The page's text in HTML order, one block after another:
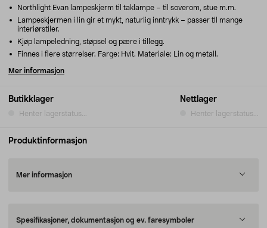
Butikklager
Henter lagerstatus...
Nettlager
Henter lagerstatus...
Northlight Evan lampeskjerm til taklampe – til soverom, stue m.m.
Lampeskjermen i lin gir et mykt, naturlig inntrykk – passer til mange
interiørstiler.
Kjøp lampeledning, støpsel og pære i tillegg.
Finnes i flere størrelser. Farge: Hvit. Materiale: Lin og metall.
Mer informasjon
Produktinformasjon
Mer informasjon
Spesifikasjoner, dokumentasjon og ev. faresymboler